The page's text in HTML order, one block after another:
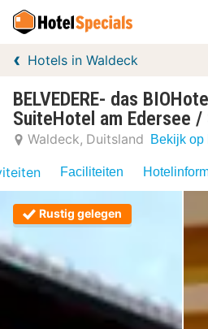
Hotels in Waldeck
BELVEDERE- das
SuiteHotel am Edersee /
Waldeck Duitsland Bekijk op
Faciliteiten
Rustig gelegen